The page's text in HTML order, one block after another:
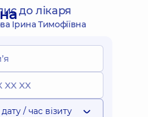
до лікаря
Ірина Тимофіївна
/ час візиту